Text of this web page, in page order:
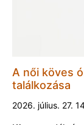
A női köves
találkozása
2026. július. 27.